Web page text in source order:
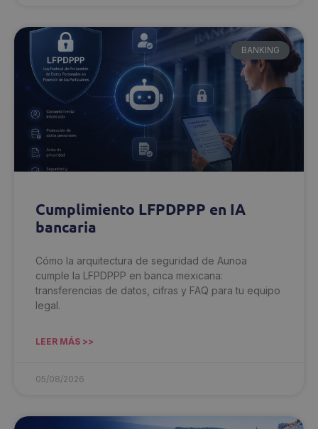
BANKING
Cumplimiento LFPDPPP en IA
bancaria
Cómo la arquitectura de seguridad de Aunoa
cumple la LFPDPPP en banca mexicana:
transferencias de datos, cifras y FAQ para tu equipo
legal.
LEER MÁS >>
05/08/2026